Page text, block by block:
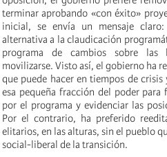
terminar aprobando «con éxito»
inicial, se envía un mensaje
alternativa a la claudicación
programa de cambios sobre las
movilizarse. Visto así, el gobierno ha
que puede hacer en tiempos de
esa pequeña fracción del poder
por el programa y evidenciar las
Por el contrario, ha preferido
elitarios, en las alturas, sin el pueblo
social-liberal de la transición.